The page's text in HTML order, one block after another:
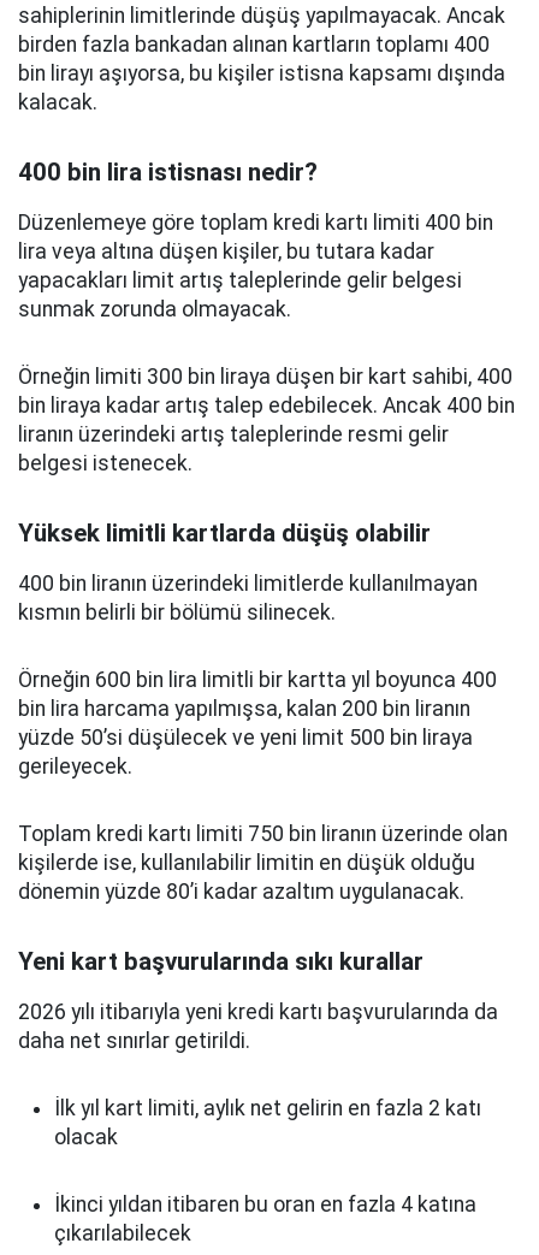
sahiplerinin limitlerinde düşüş yapılmayacak. Ancak
birden fazla bankadan alınan kartların toplamı 400
bin lirayı aşıyorsa, bu kişiler istisna kapsamı dışında
kalacak.
400 bin lira istisnası nedir?
Düzenlemeye göre toplam kredi kartı limiti 400 bin
lira veya altına düşen kişiler, bu tutara kadar
yapacakları limit artış taleplerinde gelir belgesi
sunmak zorunda olmayacak.
Örneğin limiti 300 bin liraya düşen bir kart sahibi, 400
bin liraya kadar artış talep edebilecek. Ancak 400 bin
liranın üzerindeki artış taleplerinde resmi gelir
belgesi istenecek.
Yüksek limitli kartlarda düşüş olabilir
400 bin liranın üzerindeki limitlerde kullanılmayan
kısmın belirli bir bölümü silinecek.
Örneğin 600 bin lira limitli bir kartta yıl boyunca 400
bin lira harcama yapılmışsa, kalan 200 bin liranın
yüzde 50’si düşülecek ve yeni limit 500 bin liraya
gerileyecek.
Toplam kredi kartı limiti 750 bin liranın üzerinde olan
kişilerde ise, kullanılabilir limitin en düşük olduğu
dönemin yüzde 80’i kadar azaltım uygulanacak.
Yeni kart başvurularında sıkı kurallar
2026 yılı itibarıyla yeni kredi kartı başvurularında da
daha net sınırlar getirildi.
İlk yıl kart limiti, aylık net gelirin en fazla 2 katı
olacak
İkinci yıldan itibaren bu oran en fazla 4 katına
çıkarılabilecek